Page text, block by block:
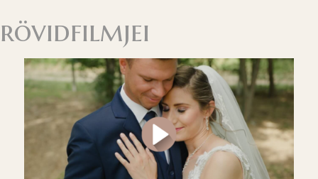
rövidfilmjei